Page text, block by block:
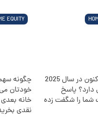
خانه شما اکنون در سال 2025
پاسخ
را شگفت زده
EQUITY
چگونه
خودتان
خانه
نقدی